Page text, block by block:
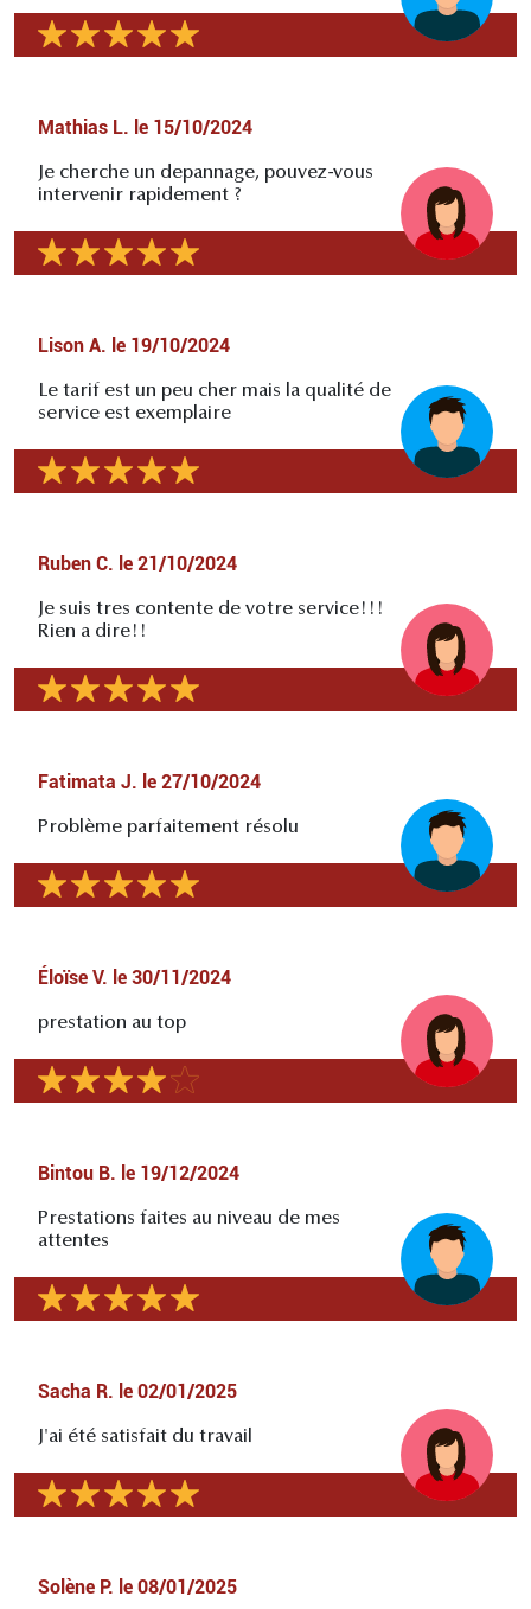
Mathias L. le 15/10/2024
Je cherche un depannage, pouvez-vous
intervenir rapidement ?
Lison A. le 19/10/2024
Le tarif est un peu cher mais la qualité de
service est exemplaire
Ruben C. le 21/10/2024
Je suis tres contente de votre service!!!
Rien a dire!!
Fatimata J. le 27/10/2024
Problème parfaitement résolu
Éloïse V. le 30/11/2024
prestation au top
Bintou B. le 19/12/2024
Prestations faites au niveau de mes
attentes
Sacha R. le 02/01/2025
J'ai été satisfait du travail
Solène P. le 08/01/2025